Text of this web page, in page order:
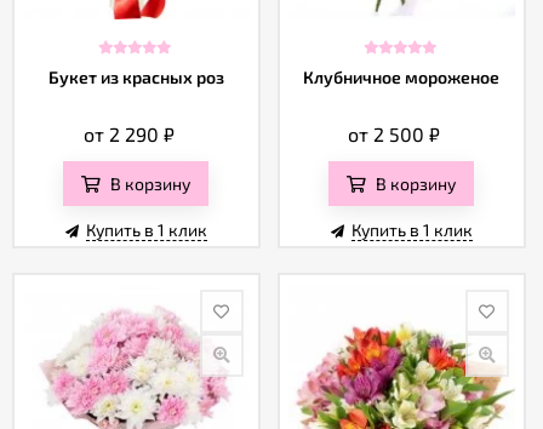
Букет из красных роз
от 2 290 ₽
В корзину
Купить в 1 клик
Клубничное мороженое
от 2 500₽
В корзину
Купить в 1 клик